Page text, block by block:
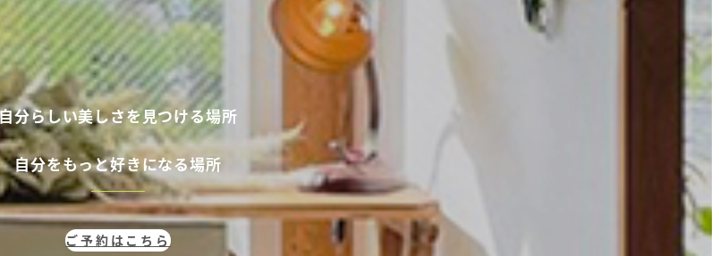
分らしい美しさを見つける場所
自分をもっと好きになる場所
ご予約はこちら